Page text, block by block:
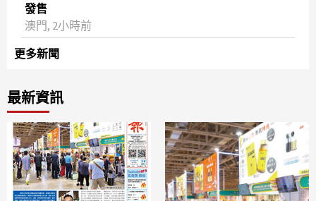
發售
澳門, 2小時前
更多新聞
最新資訊